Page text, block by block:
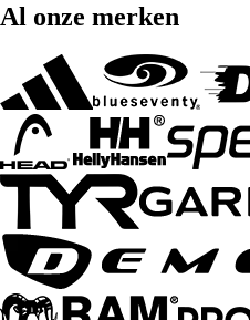
Al onze merken